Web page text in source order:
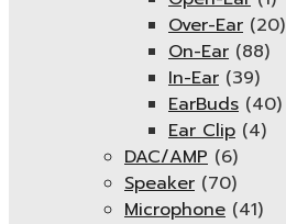
Over-Ear (20)
On-Ear (88)
In-Ear (39)
EarBuds (40)
Ear Clip (4)
DAC/AMP (6)
Speaker (70)
Microphone (41)